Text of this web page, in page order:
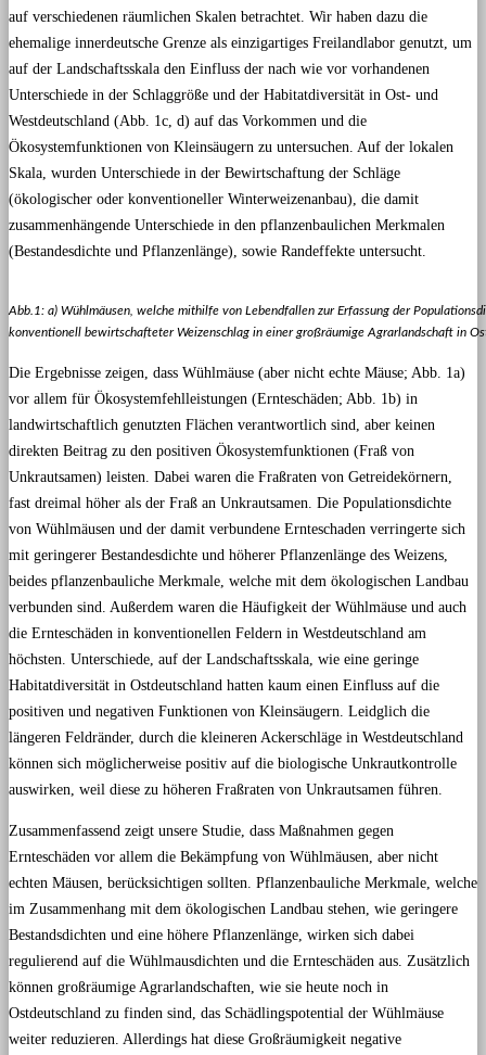
auf verschiedenen räumlichen Skalen betrachtet. Wir haben dazu die
ehemalige innerdeutsche Grenze als einzigartiges Freilandlabor genutzt, um
auf der Landschaftsskala den Einfluss der nach wie vor vorhandenen
Unterschiede in der Schlaggröße und der Habitatdiversität in Ost- und
Westdeutschland (Abb. 1c, d) auf das Vorkommen und die
Ökosystemfunktionen von Kleinsäugern zu untersuchen. Auf der lokalen
Skala, wurden Unterschiede in der Bewirtschaftung der Schläge
(ökologischer oder konventioneller Winterweizenanbau), die damit
zusammenhängende Unterschiede in den pflanzenbaulichen Merkmalen
(Bestandesdichte und Pflanzenlänge), sowie Randeffekte untersucht.
Abb.1: a) Wühlmäusen, welche mithilfe von Lebendfallen zur Erfassung der
konventionell bewirtschafteter Weizenschlag in einer großräumige Agrarlandschaft in
Die Ergebnisse zeigen, dass Wühlmäuse (aber nicht echte Mäuse; Abb. 1a)
vor allem für Ökosystemfehlleistungen (Ernteschäden; Abb. 1b) in
landwirtschaftlich genutzten Flächen verantwortlich sind, aber keinen
direkten Beitrag zu den positiven Ökosystemfunktionen (Fraß von
Unkrautsamen) leisten. Dabei waren die Fraßraten von Getreidekörnern,
fast dreimal höher als der Fraß an Unkrautsamen. Die Populationsdichte
von Wühlmäusen und der damit verbundene Ernteschaden verringerte sich
mit geringerer Bestandesdichte und höherer Pflanzenlänge des Weizens,
beides pflanzenbauliche Merkmale, welche mit dem ökologischen Landbau
verbunden sind. Außerdem waren die Häufigkeit der Wühlmäuse und auch
die Ernteschäden in konventionellen Feldern in Westdeutschland am
höchsten. Unterschiede, auf der Landschaftsskala, wie eine geringe
Habitatdiversität in Ostdeutschland hatten kaum einen Einfluss auf die
positiven und negativen Funktionen von Kleinsäugern. Leidglich die
längeren Feldränder, durch die kleineren Ackerschläge in Westdeutschland
können sich möglicherweise positiv auf die biologische Unkrautkontrolle
auswirken, weil diese zu höheren Fraßraten von Unkrautsamen führen.
Zusammenfassend zeigt unsere Studie, dass Maßnahmen gegen
Ernteschäden vor allem die Bekämpfung von Wühlmäusen, aber nicht
echten Mäusen, berücksichtigen sollten. Pflanzenbauliche Merkmale, welche
im Zusammenhang mit dem ökologischen Landbau stehen, wie geringere
Bestandsdichten und eine höhere Pflanzenlänge, wirken sich dabei
regulierend auf die Wühlmausdichten und die Ernteschäden aus. Zusätzlich
können großräumige Agrarlandschaften, wie sie heute noch in
Ostdeutschland zu finden sind, das Schädlingspotential der Wühlmäuse
weiter reduzieren. Allerdings hat diese Großräumigkeit negative